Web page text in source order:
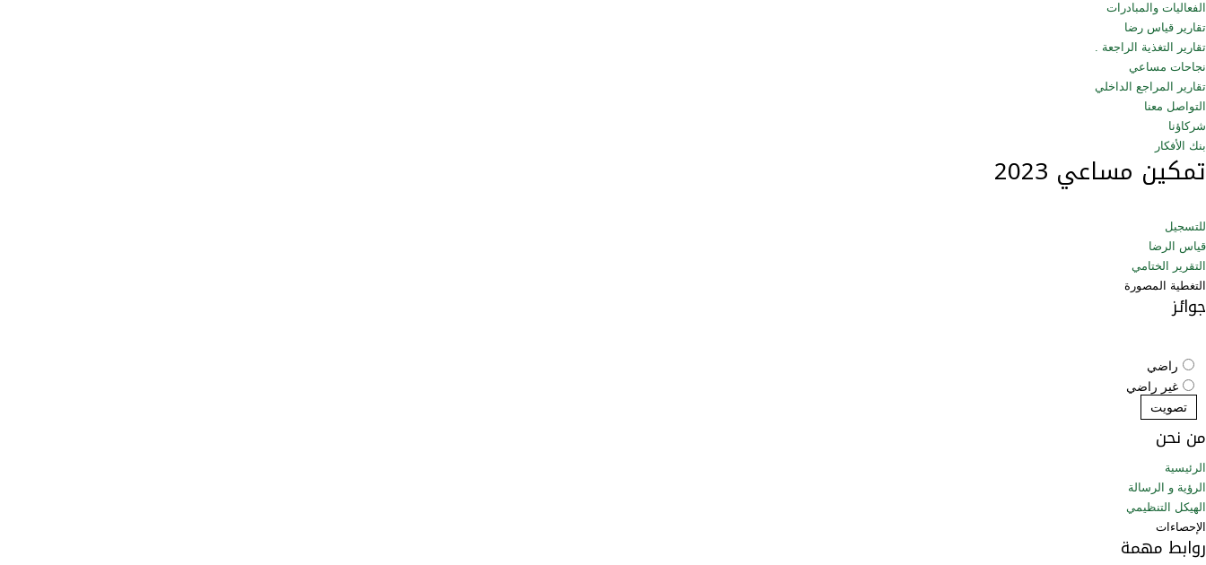
الفعاليات والمبادرات
تقارير قياس رضا
تقارير التغذية الراجعة .
نجاحات مساعي
تقارير المراجع الداخلي
التواصل معنا
شركاؤنا
بنك الأفكار
تمكين مساعي 2023
للتسجيل
قياس الرضا
التقرير الختامي
التغطية المصورة
جوائز
راضي
غير راضي
تصويت
من نحن
الرئيسية
الرؤية و الرسالة
الهيكل التنظيمي
الإحصاءات
روابط مهمة